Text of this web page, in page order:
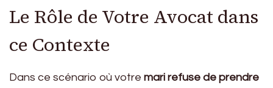
Le Rôle de Votre Avocat dans
ce Contexte
Dans ce scénario où votre mari refuse de prendre